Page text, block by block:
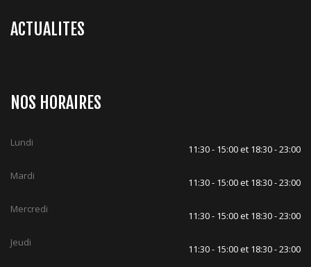
ACTUALITES
NOS HORAIRES
Lundi
11:30 - 15:00 et 18:30 - 23:00
Mardi
11:30 - 15:00 et 18:30 - 23:00
Mercredi
11:30 - 15:00 et 18:30 - 23:00
Jeudi
11:30 - 15:00 et 18:30 - 23:00